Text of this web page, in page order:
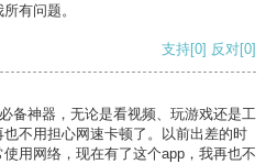
有问题。
支持[0] 反对[0]
备神器，无论是看视频、玩游戏还是工
不用担心网速卡顿了。以前出差的时
用网络，现在有了这个app，我再也不